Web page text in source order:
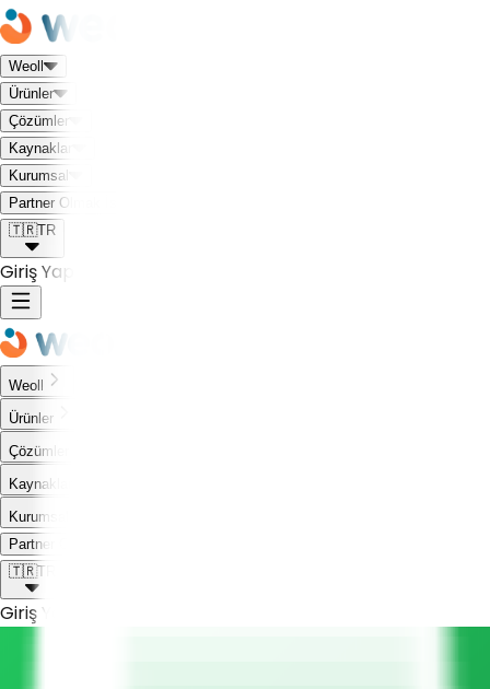
Weoll
Ürünler
Çözümler
Kaynaklar
Kurumsal
Partner Olmak İstiyorum
🇹🇷TR
Giriş Yap
Weoll
Ürünler
Çözümler
Kaynaklar
Kurumsal
Partner Olmak İstiyorum
🇹🇷TR
Giriş Yap